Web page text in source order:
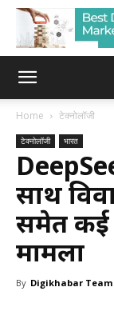
Home टेक्नोलॉजी
टेक्नोलॉजी भारत
साथ
समेत कई
मामला
By Digikhabar Team